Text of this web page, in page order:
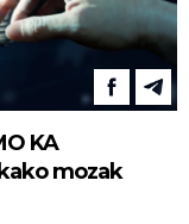
KA
mozak